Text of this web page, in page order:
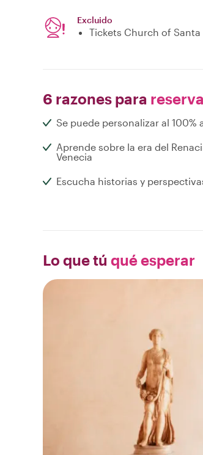
Excluido
Tickets Church of
6 razones para
Se puede personalizar al 100%
Aprende sobre la era del
Venecia
Escucha historias y
Lo que tú qué esperar